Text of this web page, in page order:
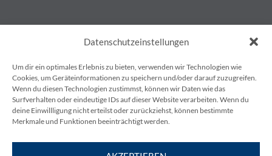
Datenschutzeinstellungen
Um dir ein optimales Erlebnis zu bieten, verwenden wir Technologien wie
Cookies, um Geräteinformationen zu speichern und/oder darauf zuzugreifen.
Wenn du diesen Technologien zustimmst, können wir Daten wie das
Surfverhalten oder eindeutige IDs auf dieser Website verarbeiten. Wenn du
deine Einwillligung nicht erteilst oder zurückziehst, können bestimmte
Merkmale und Funktionen beeinträchtigt werden.
AGB’S
KONTAKT
BLOG